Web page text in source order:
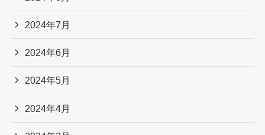
2024年7月
2024年6月
2024年5月
2024年4月